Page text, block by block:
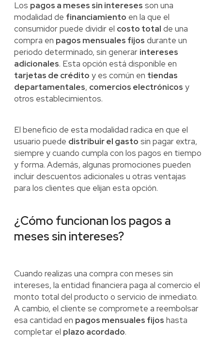
Los pagos a meses sin intereses son una
modalidad de financiamiento en la que el
consumidor puede dividir el costo total de una
compra en pagos mensuales fijos durante un
periodo determinado, sin generar intereses
adicionales. Esta opción está disponible en
tarjetas de crédito y es común en tiendas
departamentales, comercios electrónicos y
otros establecimientos.
El beneficio de esta modalidad radica en que el
usuario puede distribuir el gasto sin pagar extra,
siempre y cuando cumpla con los pagos en tiempo
y forma. Además, algunas promociones pueden
incluir descuentos adicionales u otras ventajas
para los clientes que elijan esta opción.
¿Cómo funcionan los pagos a
meses sin intereses?
Cuando realizas una compra con meses sin
intereses, la entidad financiera paga al comercio el
monto total del producto o servicio de inmediato.
A cambio, el cliente se compromete a reembolsar
esa cantidad en pagos mensuales fijos hasta
completar el plazo acordado.